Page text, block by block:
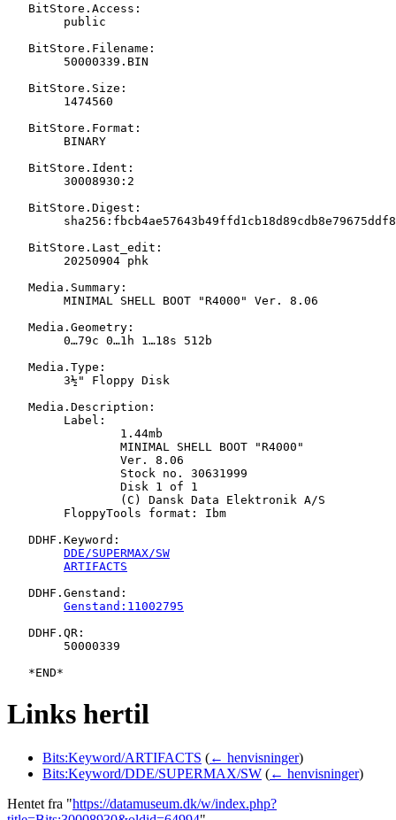
   BitStore.Access:
   BitStore.Filename:
   BitStore.Size:
   BitStore.Format:
   BitStore.Ident:
   BitStore.Digest:
   BitStore.Last_edit:
   Media.Summary:
   Media.Geometry:
   Media.Type:
   Media.Description:
   DDHF.Keyword:
DDE/SUPERMAX/SW
ARTIFACTS
   DDHF.Genstand:
Genstand:11002795
   DDHF.QR:
Links hertil
Bits:Keyword/ARTIFACTS (← henvisninger)
Bits:Keyword/DDE/SUPERMAX/SW (← henvisninger)
Hentet fra "https://datamuseum.dk/w/index.php?